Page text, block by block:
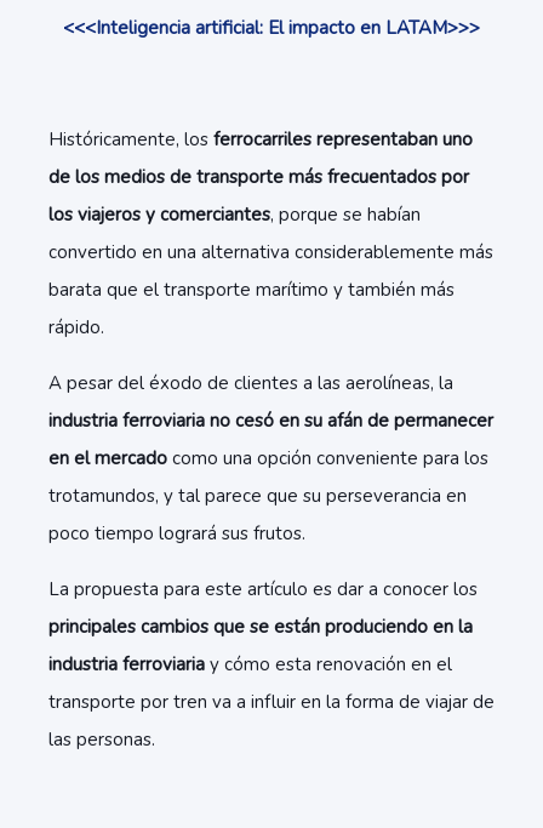
<<<Inteligencia artificial: El impacto en LATAM>>>
Históricamente, los ferrocarriles representaban uno
de los medios de transporte más frecuentados por
los viajeros y comerciantes, porque se habían
convertido en una alternativa considerablemente más
barata que el transporte marítimo y también más
rápido.
A pesar del éxodo de clientes a las aerolíneas, la
industria ferroviaria no cesó en su afán de permanecer
en el mercado como una opción conveniente para los
trotamundos, y tal parece que su perseverancia en
poco tiempo logrará sus frutos.
La propuesta para este artículo es dar a conocer los
principales cambios que se están produciendo en la
industria ferroviaria y cómo esta renovación en el
transporte por tren va a influir en la forma de viajar de
las personas.